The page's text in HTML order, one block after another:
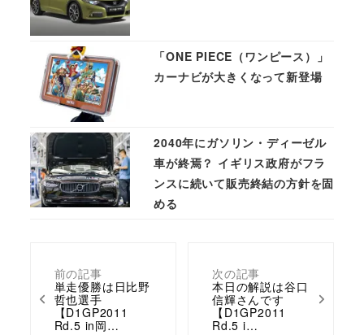
前の記事
単走優勝は日比野
哲也選手
【D1GP2011
Rd.5 in岡…
次の記事
本日の解説は谷口
信輝さんです
【D1GP2011
Rd.5 i…
「ONE PIECE（ワンピース）」
カーナビが大きくなって新登場
2040年にガソリン・ディーゼル
車が終焉？ イギリス政府がフラ
ンスに続いて販売終結の方針を固
める